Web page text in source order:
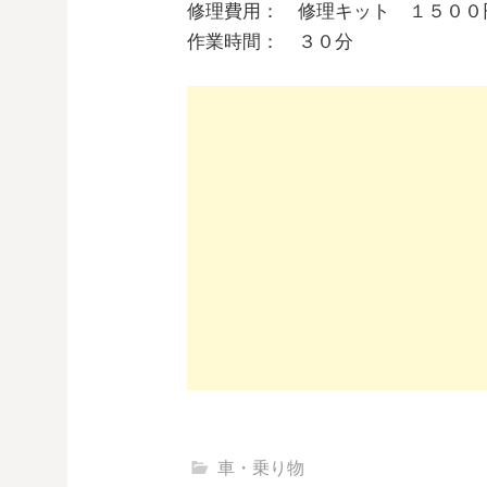
修理費用： 修理キット １５００
作業時間： ３０分
車・乗り物